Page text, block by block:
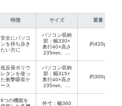
特徴 サイズ 重量
安全にパソコ
ンを持ち歩き
たい方に
パソコン収納
部：幅330×
奥行40×高さ
235mm、外
奥行25×高さ
270mm
約420g
低反発ポリウ
レタンを使っ
た衝撃吸収ケ
ース
パソコン収納
部：幅315×
奥行40×高さ
235mm、外
270ｍｍ
約300g
9つの機能を
外寸：幅360